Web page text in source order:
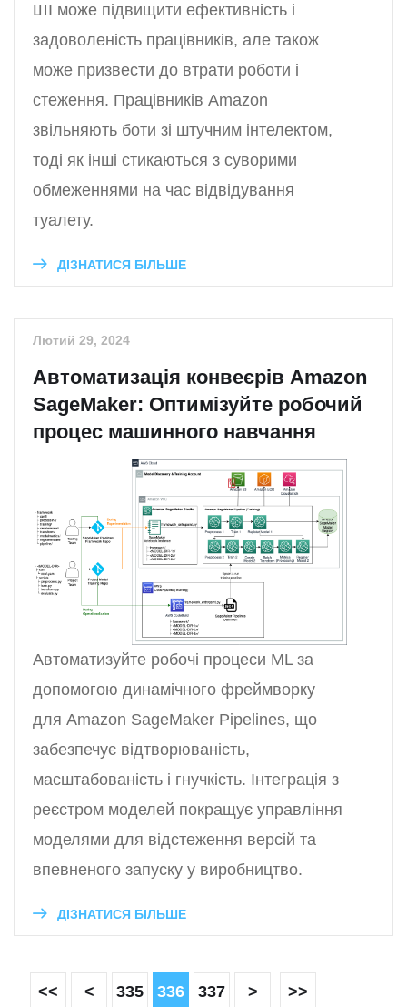
ШІ може підвищити ефективність і
задоволеність працівників, але також
може призвести до втрати роботи і
стеження. Працівників Amazon
звільняють боти зі штучним інтелектом,
тоді як інші стикаються з суворими
обмеженнями на час відвідування
туалету.
ДІЗНАТИСЯ БІЛЬШЕ
Лютий 29, 2024
Автоматизація конвеєрів Amazon
SageMaker: Оптимізуйте робочий
процес машинного навчання
Автоматизуйте робочі процеси ML за
допомогою динамічного фреймворку
для Amazon SageMaker Pipelines, що
забезпечує відтворюваність,
масштабованість і гнучкість. Інтеграція з
реєстром моделей покращує управління
моделями для відстеження версій та
впевненого запуску у виробництво.
ДІЗНАТИСЯ БІЛЬШЕ
<< < 335 336 337 > >>